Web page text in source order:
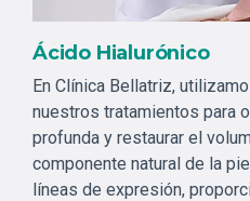
Ácido Hialurónico
En Clínica Bellatriz,
nuestros tratamientos para
profunda y restaurar el
componente natural de la
líneas de expresión,